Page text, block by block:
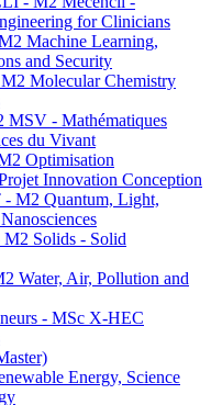
for Clinicians
Machine Learning,
and Security
Molecular Chemistry
- Mathématiques
du Vivant
Optimisation
Innovation Conception
M2 Quantum, Light,
Solids - Solid
Water, Air, Pollution and
- MSc X-HEC
Energy, Science